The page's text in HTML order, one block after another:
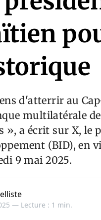
d'atterrir au
multilatérale
», a écrit sur X, le
(BID), en
9 mai 2025.
— Lecture : 1 min.